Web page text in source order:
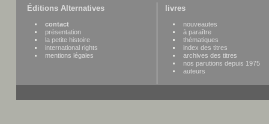
Éditions Alternatives
contact
présentation
la petite histoire
international rights
mentions légales
livres
nouveautes
à paraître
thématiques
index des titres
archives des titres
nos parutions depuis 1975
auteurs